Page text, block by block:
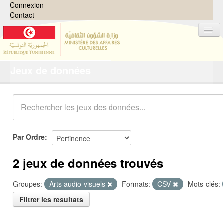
Connexion
Contact
Organisations
Groupes
Demandes 0
À propos
Par Ordre
2 jeux de données trouvés
Groupes: Arts audio-visuels Formats: CSV
Mots-clés:
Filtrer les resultats